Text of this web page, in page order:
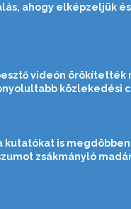
ahogy elképzeljük
videón örökítették
közlekedési
kutatókat is
zsákmányló